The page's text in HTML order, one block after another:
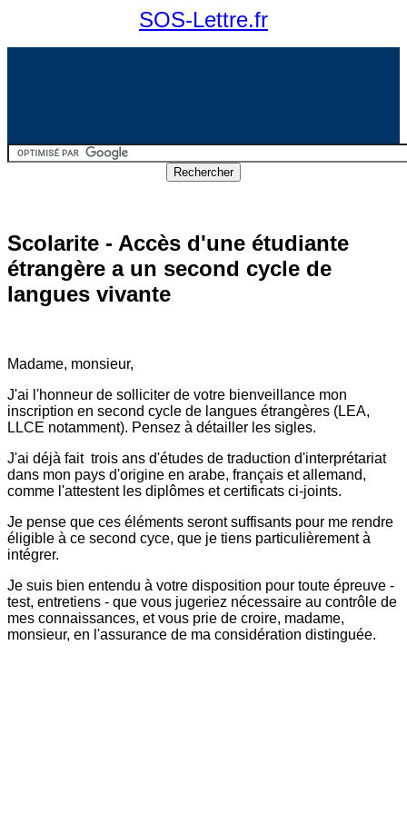
SOS-Lettre.fr
Scolarite - Accès d'une étudiante
étrangère a un second cycle de
langues vivante
Madame, monsieur,
J'ai l'honneur de solliciter de votre bienveillance mon
inscription en second cycle de langues étrangères (LEA,
LLCE notamment). Pensez à détailler les sigles.
J'ai déjà fait trois ans d'études de traduction d'interprétariat
dans mon pays d'origine en arabe, français et allemand,
comme l'attestent les diplômes et certificats ci-joints.
Je pense que ces éléments seront suffisants pour me rendre
éligible à ce second cyce, que je tiens particulièrement à
intégrer.
Je suis bien entendu à votre disposition pour toute épreuve -
test, entretiens - que vous jugeriez nécessaire au contrôle de
mes connaissances, et vous prie de croire, madame,
monsieur, en l'assurance de ma considération distinguée.